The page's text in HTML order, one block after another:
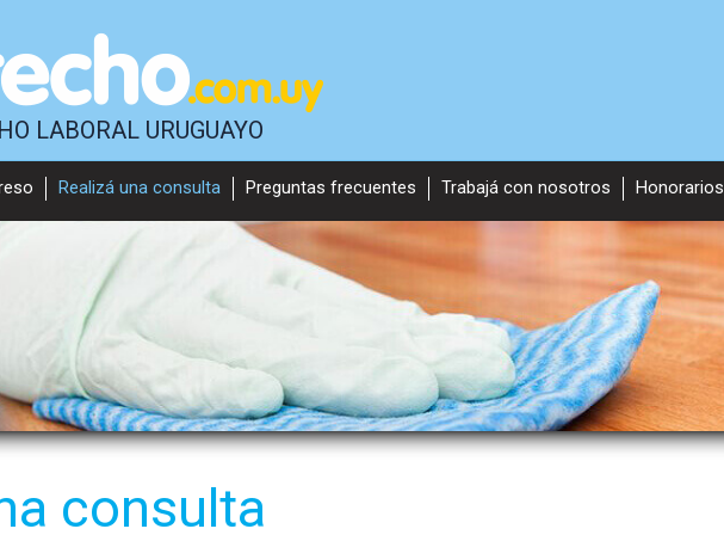
LABORAL URUGUAYO
Realizá una consulta Preguntas frecuentes Trabajá con nosotros Honorarios
consulta